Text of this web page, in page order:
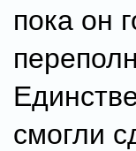
пока он
смогли